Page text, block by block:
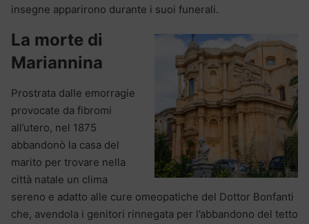
insegne apparirono durante i suoi funerali.
La morte di
Mariannina
Prostrata dalle emorragie
provocate da fibromi
all’utero, nel 1875
abbandonò la casa del
marito per trovare nella
città natale un clima
sereno e adatto alle cure omeopatiche del Dottor Bonfanti
che, avendola i genitori rinnegata per l’abbandono del tetto